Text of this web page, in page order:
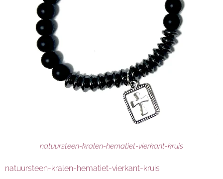
natuursteen-kralen-hematiet-vierkant-kruis
natuursteen-kralen-hematiet-vierkant-kruis